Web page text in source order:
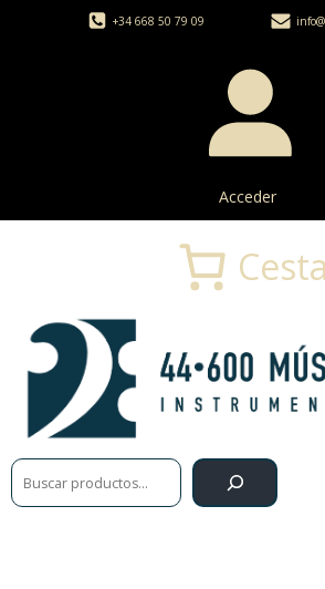
+34 668 50 79 09
Acceder
Buscar
Cesta